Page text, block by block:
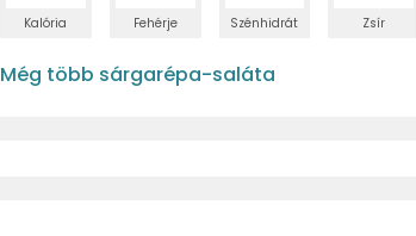
Kalória Fehérje Szénhidrát Zsír
Még több sárgarépa-saláta